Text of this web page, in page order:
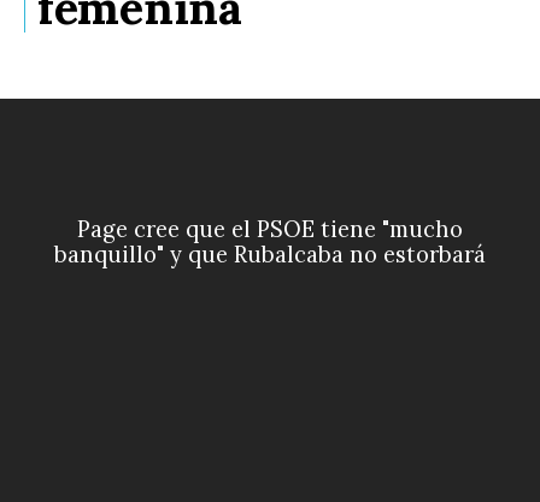
Page cree que el PSOE tiene "mucho
banquillo" y que Rubalcaba no estorbará